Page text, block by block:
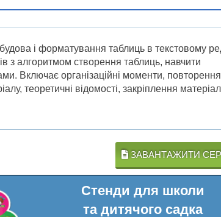
і форматування таблиць в текстовому
з алгоритмом створення таблиць, навчити
Включає організаційні моменти, повторення
теоретичні відомості, закріплення
ЗАВАНТАЖИТИ
Стенди для школи
та дитячого садка